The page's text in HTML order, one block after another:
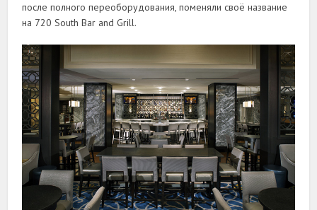
после полного переоборудования, поменяли своё название
на 720 South Bar and Grill.